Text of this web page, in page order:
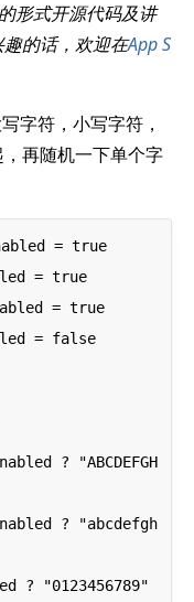
形式开源代码及讲
的话，欢迎在App S
字符，小写字符，
再随机一下单个字
= true
= true
= true
= false